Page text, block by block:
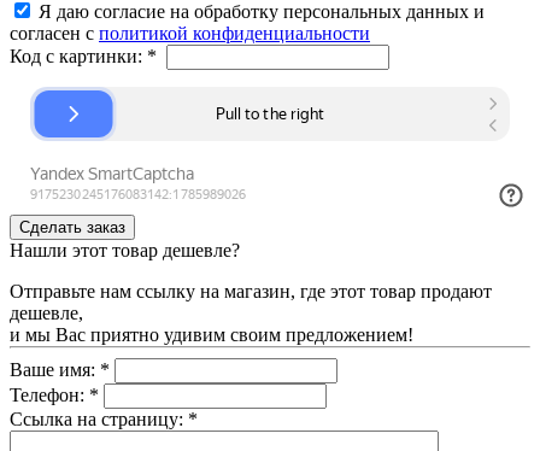
Я даю согласие на обработку персональных данных и
согласен с политикой конфиденциальности
Код с картинки: *
Нашли этот товар дешевле?
Отправьте нам ссылку на магазин, где этот товар продают
дешевле,
и мы Вас приятно удивим своим предложением!
Ваше имя: *
Телефон: *
Ссылка на страницу: *